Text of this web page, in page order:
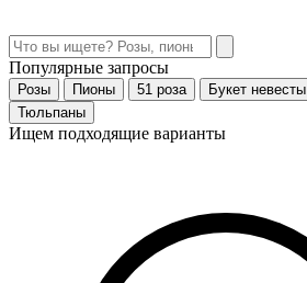
Популярные запросы
Розы Пионы 51 роза Букет невесты
Тюльпаны
Ищем подходящие варианты